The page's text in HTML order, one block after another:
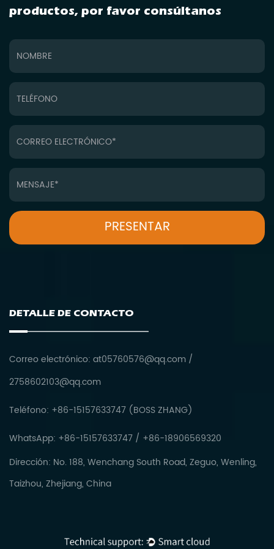
productos, por favor consúltanos
DETALLE DE CONTACTO
Correo electrónico: at05760576@qq.com /
2758602103@qq.com
Teléfono: +86-15157633747 (BOSS ZHANG)
WhatsApp: +86-15157633747 / +86-18906569320
Dirección: No. 188, Wenchang South Road, Zeguo, Wenling,
Taizhou, Zhejiang, China